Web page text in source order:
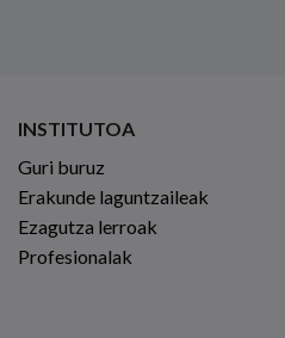
INSTITUTOA
Guri buruz
Erakunde laguntzaileak
Ezagutza lerroak
Profesionalak